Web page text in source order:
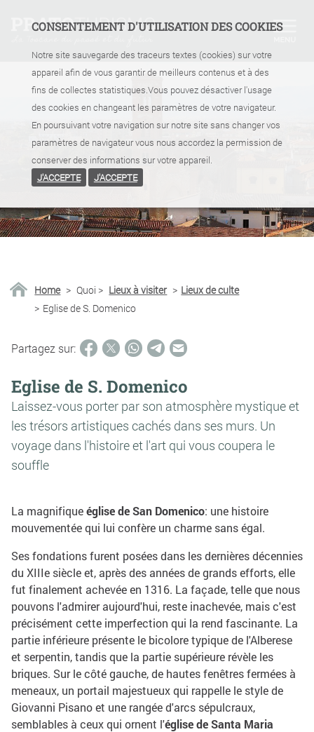
CONSENTEMENT D'UTILISATION DES COOKIES
Notre site sauvegarde des traceurs textes (cookies) sur votre
appareil afin de vous garantir de meilleurs contenus et à des
fins de collectes statistiques.Vous pouvez désactiver l'usage
des cookies en changeant les paramètres de votre navigateur.
En poursuivant votre navigation sur notre site sans changer vos
paramètres de navigateur vous nous accordez la permission de
conserver des informations sur votre appareil.
J'ACCEPTE
J'ACCEPTE
Home > Quoi > Lieux à visiter > Lieux de culte
> Eglise de S. Domenico
Partagez sur:
Eglise de S. Domenico
Laissez-vous porter par son atmosphère mystique et
les trésors artistiques cachés dans ses murs. Un
voyage dans l'histoire et l'art qui vous coupera le
souffle
La magnifiqueéglise de San Domenico: une histoire
mouvementée qui lui confère un charme sans égal.
Ses fondations furent posées dans les dernières décennies
du XIIIe siècle et, après des années de grands efforts, elle
fut finalement achevée en 1316. La façade, telle que nous
pouvons l'admirer aujourd'hui, reste inachevée, mais c'est
précisément cette imperfection qui la rend fascinante. La
partie inférieure présente le bicolore typique de l'Alberese
et serpentin, tandis que la partie supérieure révèle les
briques. Sur le côté gauche, de hautes fenêtres fermées à
meneaux, un portail majestueux qui rappelle le style de
Giovanni Pisano et une rangée d'arcs sépulcraux,
semblables à ceux qui ornent l'église de Santa Maria